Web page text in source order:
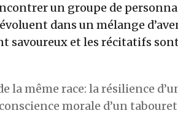
un groupe de
dans un mélange
savoureux et les récitatifs
la même race: la résilience
morale d’un